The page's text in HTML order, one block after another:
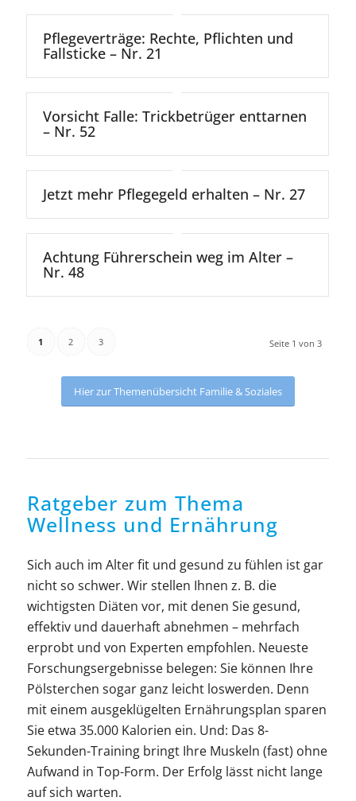
Pflegeverträge: Rechte, Pflichten und
Fallsticke – Nr. 21
Vorsicht Falle: Trickbetrüger enttarnen
– Nr. 52
Jetzt mehr Pflegegeld erhalten – Nr. 27
Achtung Führerschein weg im Alter –
Nr. 48
Seite 1 von 3
1 2 3
Hier zur Themenübersicht Familie & Soziales
Ratgeber zum Thema
Wellness und Ernährung
Sich auch im Alter fit und gesund zu fühlen ist gar
nicht so schwer. Wir stellen Ihnen z. B. die
wichtigsten Diäten vor, mit denen Sie gesund,
effektiv und dauerhaft abnehmen – mehrfach
erprobt und von Experten empfohlen. Neueste
Forschungsergebnisse belegen: Sie können Ihre
Pölsterchen sogar ganz leicht loswerden. Denn
mit einem ausgeklügelten Ernährungsplan sparen
Sie etwa 35.000 Kalorien ein. Und: Das 8-
Sekunden-Training bringt Ihre Muskeln (fast) ohne
Aufwand in Top-Form. Der Erfolg lässt nicht lange
auf sich warten.